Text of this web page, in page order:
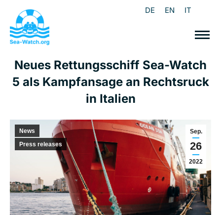
DE EN IT
Neues Rettungsschiff Sea-Watch
5 als Kampfansage an Rechtsruck
in Italien
Sep.
26
2022
News
Press releases